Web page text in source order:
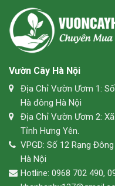
Vườn Cây Hà Nội
Địa Chỉ Vườn Ươm 1:
Hà đông Hà Nội
Địa Chỉ Vườn Ươm 2:
Tỉnh Hưng Yên.
VPGD: Số 12 Rạng
Hà Nội
Hotline: 0968 702 490,